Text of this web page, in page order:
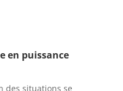
en puissance
des situations se